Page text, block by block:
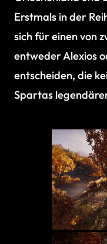
Erstmals in der
sich für einen von
entweder Alexios
entscheiden, die
Spartas